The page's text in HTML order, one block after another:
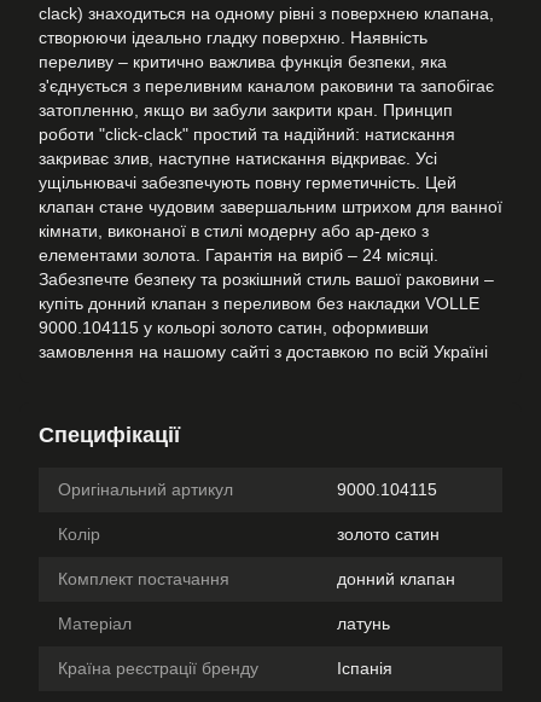
clack) знаходиться на одному рівні з поверхнею клапана,
створюючи ідеально гладку поверхню. Наявність
переливу – критично важлива функція безпеки, яка
з'єднується з переливним каналом раковини та запобігає
затопленню, якщо ви забули закрити кран. Принцип
роботи "click-clack" простий та надійний: натискання
закриває злив, наступне натискання відкриває. Усі
ущільнювачі забезпечують повну герметичність. Цей
клапан стане чудовим завершальним штрихом для ванної
кімнати, виконаної в стилі модерну або ар-деко з
елементами золота. Гарантія на виріб – 24 місяці.
Забезпечте безпеку та розкішний стиль вашої раковини –
купіть донний клапан з переливом без накладки VOLLE
9000.104115 у кольорі золото сатин, оформивши
замовлення на нашому сайті з доставкою по всій Україні
Специфікації
Оригінальний артикул 9000.104115
Колір золото сатин
Комплект постачання донний клапан
Матеріал латунь
Країна реєстрації бренду Іспанія